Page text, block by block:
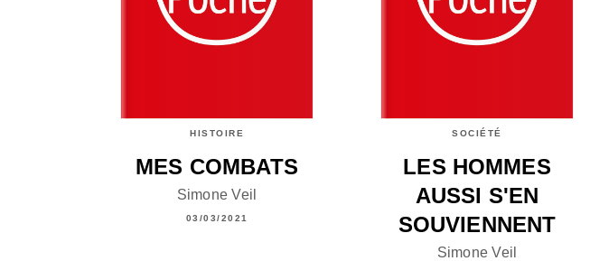
HISTOIRE
MES COMBATS
Simone Veil
03/03/2021
SOCIÉTÉ
LES HOMMES
AUSSI S'EN
SOUVIENNENT
Simone Veil